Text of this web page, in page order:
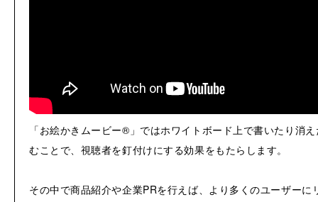
「お絵かきムービー®」ではホワイトボード上で書いたり消
むことで、視聴者を釘付けにする効果をもたらします。
その中で商品紹介や企業PRを行えば、より多くのユーザーに